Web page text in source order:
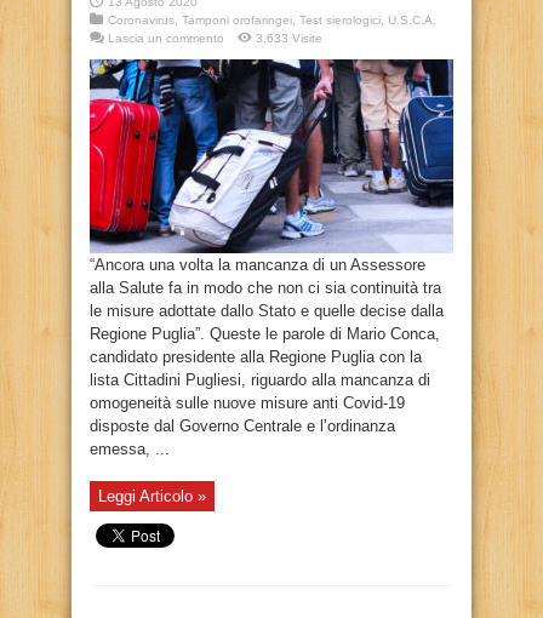
Coronavirus Tamponi orofaringei Test sierologici
U.S.C.A.
Lascia un commento
3,633 Visite
“Ancora una volta la mancanza di un Assessore
alla Salute fa in modo che non ci sia continuità tra
le misure adottate dallo Stato e quelle decise dalla
Regione Puglia”. Queste le parole di Mario Conca,
candidato presidente alla Regione Puglia con la
lista Cittadini Pugliesi, riguardo alla mancanza di
omogeneità sulle nuove misure anti Covid-19
disposte dal Governo Centrale e l’ordinanza
emessa, ...
Leggi Articolo »